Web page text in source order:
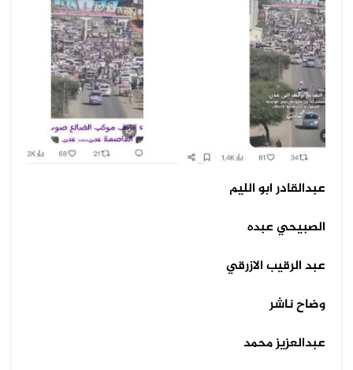
عبدالقادر ابو الليم
الصبيحي عبده
عبد الرقيب الازرقي
وضاح ناشر
عبدالعزيز محمد